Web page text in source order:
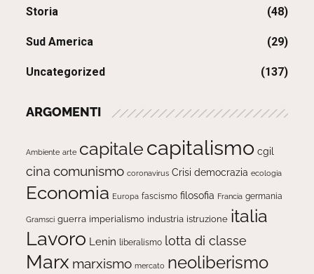
Storia (48)
Sud America (29)
Uncategorized (137)
ARGOMENTI
Ambiente arte capitale capitalismo cgil
cina comunismo coronavirus Crisi democrazia ecologia
Economia Europa fascismo filosofia Francia germania
Gramsci guerra imperialismo industria istruzione italia
Lavoro Lenin liberalismo lotta di classe
Marx marxismo mercato neoliberismo